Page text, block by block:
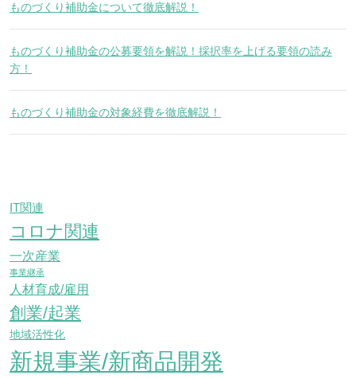
ものづくり補助金について徹底解説！
ものづくり補助金の公募要領を解説！採択率を上げる要領の読み
方！
ものづくり補助金の対象経費を徹底解説！
IT関連
コロナ関連
一次産業
事業継承
人材育成/雇用
創業/起業
地域活性化
新規事業/新商品開発